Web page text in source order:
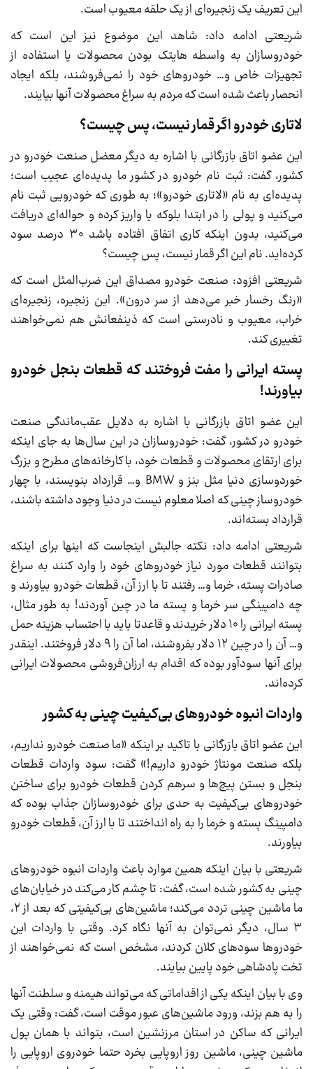
این تعریف یک زنجیره‌ای از یک حلقه معیوب است.
شریعتی ادامه داد: شاهد این موضوع نیز این است که
خودروسازان به واسطه هایتک بودن محصولات یا استفاده از
تجهیزات خاص و… خودرو‌های خود را نمی‌فروشند، بلکه ایجاد
انحصار باعث شده است که مردم به سراغ محصولات آنها بیایند.
لاتاری خودرو اگر قمار نیست، پس چیست؟
این عضو اتاق بازرگانی با اشاره به دیگر معضل صنعت خودرو در
کشور، گفت: ثبت نام خودرو در کشور ما پدیده‌ای عجیب است؛
پدیده‌ای به نام «لاتاری خودرو»؛ به طوری که خودرویی ثبت نام
می‌کنید و پولی را در ابتدا بلوکه یا واریز کرده و حواله‌ای دریافت
می‌کنید، بدون اینکه کاری اتفاق افتاده باشد ۳۰ درصد سود
کرده‌اید. نام این اگر قمار نیست، پس چیست؟
شریعتی افزود: صنعت خودرو مصداق این ضرب‌المثل است که
«رنگ رخسار خبر می‌دهد از سر درون». این زنجیره، زنجیره‌ای
خراب، معیوب و نادرستی است که ذینفعانش هم نمی‌خواهند
تغییری کند.
پسته ایرانی را مفت فروختند که قطعات بنجل خودرو
بیاورند!
این عضو اتاق بازرگانی با اشاره به دلایل عقب‌ماندگی صنعت
خودرو در کشور، گفت: خودروسازان در این سال‌ها به جای اینکه
برای ارتقای محصولات و قطعات خود، با کارخانه‌های مطرح و بزرگ
خوردوسازی دنیا مثل بنز و BMW و… قرارداد بنویسند، با چهار
خودروساز چینی که اصلا معلوم نیست در دنیا وجود داشته باشند،
قرارداد بسته‌اند.
شریعتی ادامه داد: نکته جالبش اینجاست که اینها برای اینکه
بتوانند قطعات مورد نیاز خودرو‌های خود را وارد کنند به سراغ
صادرات پسته، خرما و… رفتند تا با ارز آن، قطعات خودرو بیاورند و
چه دامپینگی سر خرما و پسته ما در چین آوردند! به طور مثال،
پسته ایرانی را ۱۰ دلار خریدند و قاعدتا باید با احتساب هزینه حمل
و… آن را در چین ۱۲ دلار بفروشند، اما آن را ۹ دلار فروختند. اینقدر
برای آنها سودآور بوده که اقدام به ارزان‌فروشی محصولات ایرانی
کرده‌اند.
واردات انبوه خودرو‌های بی‌کیفیت چینی به کشور
این عضو اتاق بازرگانی با تاکید بر اینکه «ما صنعت خودرو نداریم،
بلکه صنعت مونتاژ خودرو داریم!» گفت: سود واردات قطعات
بنجل و بستن پیچ‌ها و سرهم کردن قطعات خودرو برای ساختن
خودرو‌های بی‌کیفیت به حدی برای خودروسازان جذاب بوده که
دامپینگ پسته و خرما را به راه انداختند تا با ارز آن، قطعات خودرو
بیاورند.
شریعتی با بیان اینکه همین موارد باعث واردات انبوه خودرو‌های
چینی به کشور شده است، گفت: تا چشم کار می‌کند در خیابان‌های
ما ماشین چینی تردد می‌کند؛ ماشین‌های بی‌کیفیتی که بعد از ۲،
۳ سال، دیگر نمی‌توان به آنها نگاه کرد. وقتی با واردات این
خودرو‌ها سود‌های کلان کردند، مشخص است که نمی‌خواهند از
تخت پادشاهی خود پایین بیایند.
وی با بیان اینکه یکی از اقداماتی که می‌تواند هیمنه و سلطنت آنها
را به هم بزند، ورود ماشین‌های عبور موقت است، گفت: وقتی یک
ایرانی که ساکن در استان مرزنشین است، بتواند با همان پول
ماشین چینی، ماشین روز اروپایی بخرد حتما خودروی اروپایی را